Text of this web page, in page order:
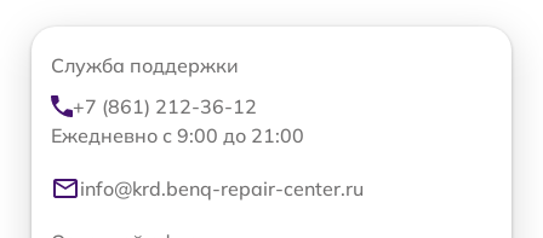
Служба поддержки
+7 (861) 212-36-12
Ежедневно с 9:00 до 21:00
info@krd.benq-repair-center.ru